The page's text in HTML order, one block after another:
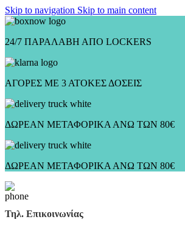
Skip to navigation Skip to main content
24/7 ΠΑΡΑΛΑΒΗ ΑΠΟ LOCKERS
ΑΓΟΡΕΣ ΜΕ 3 ΑΤΟΚΕΣ ΔΟΣΕΙΣ
ΔΩΡΕΑΝ ΜΕΤΑΦΟΡΙΚΑ ΑΝΩ ΤΩΝ 80€
ΔΩΡΕΑΝ ΜΕΤΑΦΟΡΙΚΑ ΑΝΩ ΤΩΝ 80€
Τηλ. Επικοινωνίας